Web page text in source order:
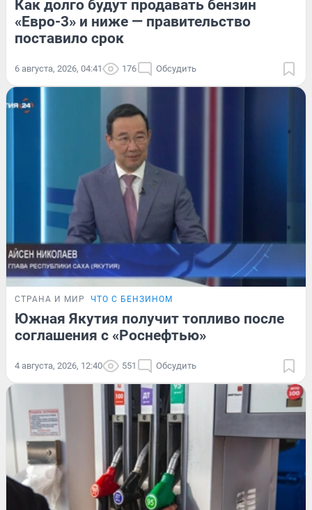
Как долго будут продавать бензин
«Евро-3» и ниже — правительство
поставило срок
6 августа, 2026, 04:41 176 Обсудить
СТРАНА И МИР ЧТО С БЕНЗИНОМ
Южная Якутия получит топливо после
соглашения с «Роснефтью»
4 августа, 2026, 12:40 551 Обсудить